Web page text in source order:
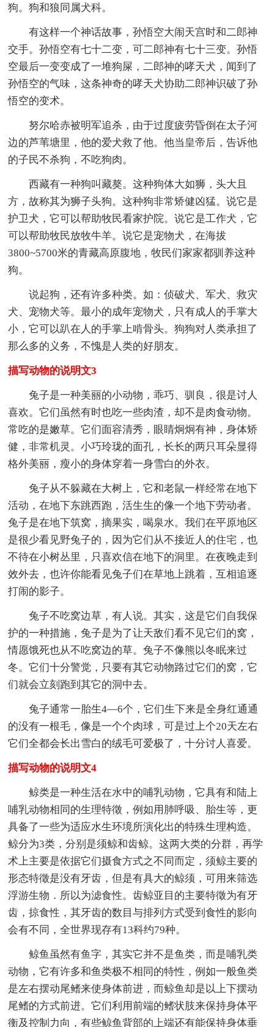
狗。狗和狼同属犬科。
有这样一个神话故事，孙悟空大闹天宫时和二郎神
交手。孙悟空有七十二变，可二郎神有七十三变。孙悟
空最后一变变成了一堆狗屎，二郎神的哮天犬，闻到了
孙悟空的气味，这条神奇的哮天犬协助二郎神识破了孙
悟空的变术。
努尔哈赤被明军追杀，由于过度疲劳昏倒在太子河
边的芦苇塘里，他的爱犬救了他。他当皇帝后，告诉他
的子民不杀狗，不吃狗肉。
西藏有一种狗叫藏獒。这种狗体大如狮，头大且
方，故称其为狮子头狗。这种狗非常矫健凶猛。说它是
护卫犬，它可以帮助牧民看家护院。说它是工作犬，它
可以帮助牧民放牧牛羊。说它是宠物犬，在海拔
3800~5700米的青藏高原腹地，牧民们家家都驯养这种
狗。
说起狗，还有许多种类。如：侦破犬、军犬、救灾
犬、宠物犬等。最小的成年宠物犬，只有成人的手掌大
小，它可以趴在人的手掌上啃骨头。狗狗对人类承担了
那么多的义务，不愧是人类的好朋友。
描写动物的说明文3
兔子是一种美丽的小动物，乖巧、驯良，很是讨人
喜欢。它们虽然有时也吃一些肉渣，却不是肉食动物。
常吃的是嫩草。它们面容清秀，眼睛炯炯有神，身体矫
健，非常机灵。小巧玲珑的面孔，长长的两只耳朵显得
格外美丽，瘦小的身体穿着一身雪白的外衣。
兔子从不躲藏在大树上，它和老鼠一样经常在地下
活动，在地下东跳西跑，活生生的像一个地下劳动者。
兔子是在地下筑窝，摘果实，喝泉水。我们在平原地区
是很少看见野兔子的，因为它们从不接近人的住宅，也
不待在小树丛里，只喜欢信在地下的洞里。在夜晚走到
效外去，也许你能看见兔子们在草地上跳着，互相追逐
打闹的影子。
兔子不吃窝边草，有人说。其实，这是它们自我保
护的一种措施，兔子是为了让天敌们看不见它们的窝，
情愿饿死也从不吃窝边的草。兔子不像熊以冬眠来过
冬。它们十分警觉，只要有其它动物路过它们的窝，它
们就会立刻跑到其它的洞中去。
兔子通常一胎生4—6个，它们生下来是全身红通通
的没有一根毛，像是一个个肉球，可是过上个20天左右
它们全都会长出雪白的绒毛可爱极了，十分讨人喜爱。
描写动物的说明文4
鲸类是一种生活在水中的哺乳动物，它具有和陆上
哺乳动物相同的生理特徵，例如用肺呼吸、胎生等，更
具备了一些为适应水生环境所演化出的特殊生理构造。
鲸分为3类，分别是须鲸和齿鲸。这两大类的分群，再学
术上主要是依据它们摄食方式之不同而定，须鲸主要的
形态特徵是没有牙齿，但是有具大的鲸须，可用来筛选
浮游生物．所以为滤食性。齿鲸亚目的主要特徵为有牙
齿，掠食性，其牙齿的数目与排列方式受到食性的影向
会有不同，全世界现存有13科约79种。
鲸鱼虽然有鱼字，其实它并不是鱼类，而是哺乳类
动物，它有许多和鱼类极不相同的特性，例如一般鱼类
是左右摆动尾鳍来使身体前进，而鲸鱼却是以上下摆动
尾鳍的方式前进。它们利用前端的鳍状肢来保持身体平
衡及控制力向，有些鲸鱼背部的上端还有能保持身体垂